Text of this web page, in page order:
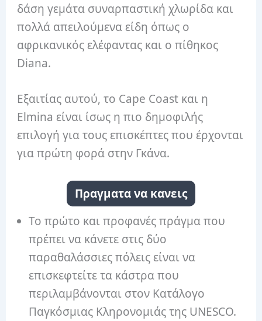
δάση γεμάτα συναρπαστική χλωρίδα και
πολλά απειλούμενα είδη όπως ο
αφρικανικός ελέφαντας και ο πίθηκος
Diana.
Εξαιτίας αυτού, το Cape Coast και η
Elmina είναι ίσως η πιο δημοφιλής
επιλογή για τους επισκέπτες που έρχονται
για πρώτη φορά στην Γκάνα.
Πραγματα να κανεις
Το πρώτο και προφανές πράγμα που
πρέπει να κάνετε στις δύο
παραθαλάσσιες πόλεις είναι να
επισκεφτείτε τα κάστρα που
περιλαμβάνονται στον Κατάλογο
Παγκόσμιας Κληρονομιάς της UNESCO.